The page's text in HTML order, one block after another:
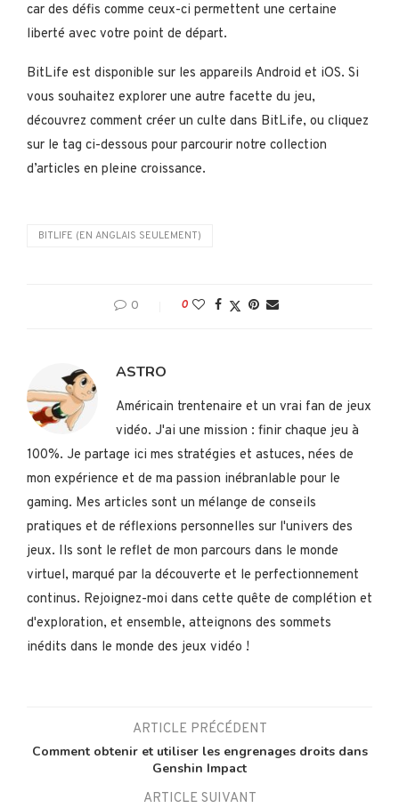
car des défis comme ceux-ci permettent une certaine
liberté avec votre point de départ.
BitLife est disponible sur les appareils Android et iOS. Si
vous souhaitez explorer une autre facette du jeu,
découvrez comment créer un culte dans BitLife, ou cliquez
sur le tag ci-dessous pour parcourir notre collection
d’articles en pleine croissance.
BITLIFE (EN ANGLAIS SEULEMENT)
0 0
ASTRO
Américain trentenaire et un vrai fan de jeux
vidéo. J'ai une mission : finir chaque jeu à
100%. Je partage ici mes stratégies et astuces, nées de
mon expérience et de ma passion inébranlable pour le
gaming. Mes articles sont un mélange de conseils
pratiques et de réflexions personnelles sur l'univers des
jeux. Ils sont le reflet de mon parcours dans le monde
virtuel, marqué par la découverte et le perfectionnement
continus. Rejoignez-moi dans cette quête de complétion et
d'exploration, et ensemble, atteignons des sommets
inédits dans le monde des jeux vidéo !
ARTICLE PRÉCÉDENT
Comment obtenir et utiliser les engrenages droits dans
Genshin Impact
ARTICLE SUIVANT